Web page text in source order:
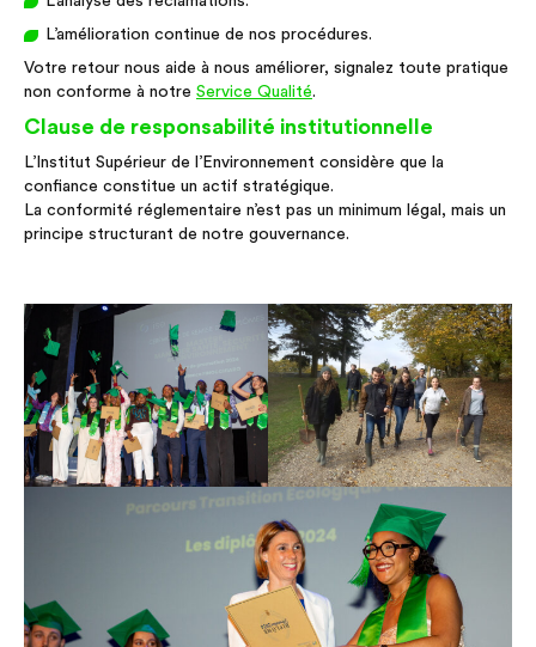
L’amélioration continue de nos procédures.
Votre retour nous aide à nous améliorer, signalez toute pratique
non conforme à notre Service Qualité.
Clause de responsabilité institutionnelle
L’Institut Supérieur de l’Environnement considère que la
confiance constitue un actif stratégique.
La conformité réglementaire n’est pas un minimum légal, mais un
principe structurant de notre gouvernance.